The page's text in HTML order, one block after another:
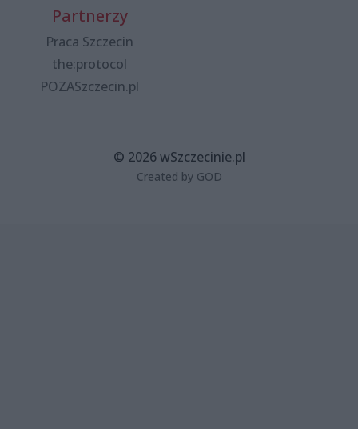
Partnerzy
Praca Szczecin
the:protocol
POZASzczecin.pl
© 2026 wSzczecinie.pl
Created by GOD